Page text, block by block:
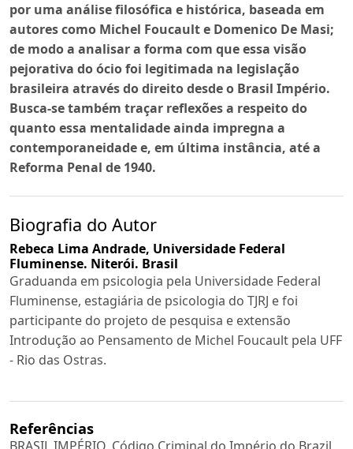
por uma análise filosófica e histórica, baseada em
autores como Michel Foucault e Domenico De Masi;
de modo a analisar a forma com que essa visão
pejorativa do ócio foi legitimada na legislação
brasileira através do direito desde o Brasil Império.
Busca-se também traçar reflexões a respeito do
quanto essa mentalidade ainda impregna a
contemporaneidade e, em última instância, até a
Reforma Penal de 1940.
Biografia do Autor
Rebeca Lima Andrade, Universidade Federal
Fluminense. Niterói. Brasil
Graduanda em psicologia pela Universidade Federal
Fluminense, estagiária de psicologia do TJRJ e foi
participante do projeto de pesquisa e extensão
Introdução ao Pensamento de Michel Foucault pela UFF
- Rio das Ostras.
Referências
BRASIL IMPÉRIO, Código Criminal do Império do Brazil